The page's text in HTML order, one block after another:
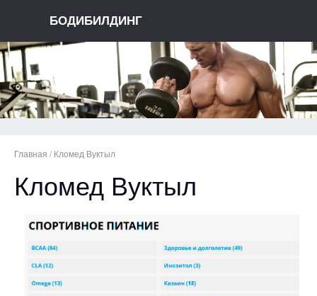
БОДИБИЛДИНГ
Главная / Кломед Вуктыл
Кломед Вуктыл